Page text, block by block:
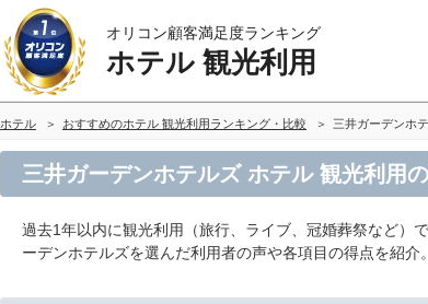
オリコン顧客満足度ランキング
ホテル 観光利用
ホテル おすすめのホテル 観光利用ランキング・比較 三井ガーデンホ
三井ガーデンホテルズ ホテル 観光利用
過去1年以内に観光利用（旅行、ライブ、冠婚葬祭など）
ーデンホテルズを選んだ利用者の声や各項目の得点を紹介。